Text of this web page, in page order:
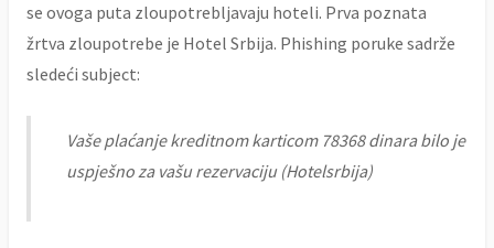
se ovoga puta zloupotrebljavaju hoteli. Prva poznata
žrtva zloupotrebe je Hotel Srbija. Phishing poruke sadrže
sledeći subject:
Vaše plaćanje kreditnom karticom 78368 dinara bilo je
uspješno za vašu rezervaciju (Hotelsrbija)